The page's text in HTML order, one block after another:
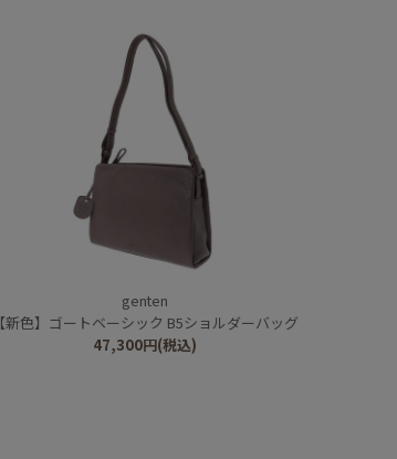
genten
【新色】ゴートベーシック B5ショルダーバッグ
47,300円(税込)